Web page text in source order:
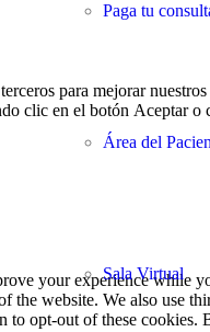
Paga tu
Área del
Sala Virtual
para mejorar
clic en el botón Aceptaro
your experience while
the website. We also use
to opt-out of these